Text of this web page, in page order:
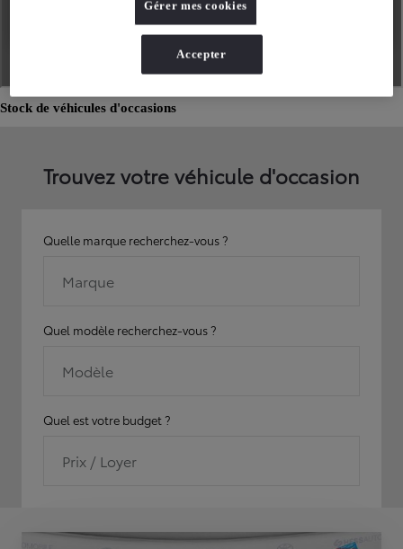
Stock de véhicules d'occasions
Trouvez votre véhicule d'occasion
Quelle marque recherchez-vous ?
Marque
Quel modèle recherchez-vous ?
Modèle
Quel est votre budget ?
Prix / Loyer
Gérer mes cookies
Accepter